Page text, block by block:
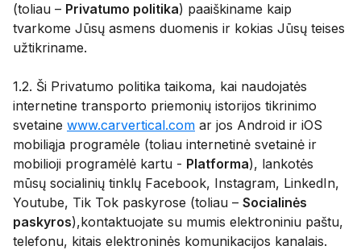
(toliau – Privatumo politika) paaiškiname kaip
tvarkome Jūsų asmens duomenis ir kokias Jūsų teises
užtikriname.
1.2. Ši Privatumo politika taikoma, kai naudojatės
internetine transporto priemonių istorijos tikrinimo
svetaine www.carvertical.com ar jos Android ir iOS
mobiliąja programėle (toliau internetinė svetainė ir
mobilioji programėlė kartu - Platforma), lankotės
mūsų socialinių tinklų Facebook, Instagram, LinkedIn,
Youtube, Tik Tok paskyrose (toliau – Socialinės
paskyros),kontaktuojate su mumis elektroniniu paštu,
telefonu, kitais elektroninės komunikacijos kanalais.